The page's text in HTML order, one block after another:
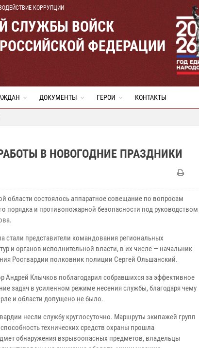
КОРРУПЦИИ
СЛУЖБЫ ВОЙСК
ФЕДЕРАЦИИ
ДОКУМЕНТЫ ГЕРОИ КОНТАКТЫ
В НОВОГОДНИЕ ПРАЗДНИКИ
области состоялось аппаратное совещание по вопросам
порядка и противопожарной безопасности под руководством
стали представители командования региональных
и органов исполнительной власти, в их числе — начальник
Росгвардии полковник полиции Сергей Ольшанский.
Андрей Клычков поблагодарил собравшихся за эффективное
задач в усиленном режиме несения службы, благодаря чему
и области допущено не было.
несли службу круглосуточно. Маршруты экипажей групп
технических средств охраны прошла
обнаружения взрывоопасных предметов, владельцы